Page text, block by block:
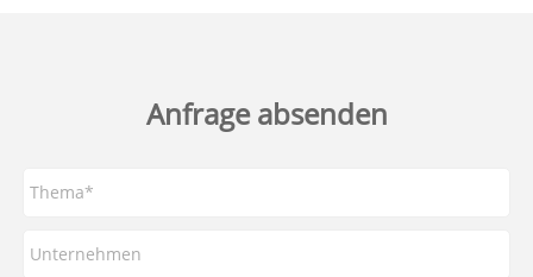
Anfrage absenden